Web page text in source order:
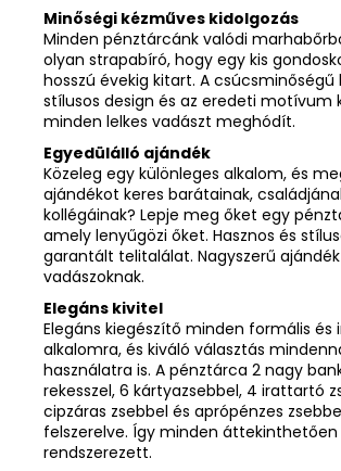
Minőségi kézműves kidolgozás
Minden pénztárcánk valódi
olyan strapabíró, hogy egy kis
hosszú évekig kitart. A csúcsminőségű
stílusos design és az eredeti motívum
minden lelkes vadászt meghódít.
Egyedülálló ajándék
Közeleg egy különleges alkalom, és
ajándékot keres barátainak,
kollégáinak? Lepje meg őket egy
amely lenyűgözi őket. Hasznos és
garantált telitalálat. Nagyszerű ajándék
vadászoknak.
Elegáns kivitel
Elegáns kiegészítő minden formális és
alkalomra, és kiváló választás
használatra is. A pénztárca 2 nagy
rekesszel, 6 kártyazsebbel, 4 irattartó
cipzáras zsebbel és aprópénzes
felszerelve. Így minden áttekinthetően
rendszerezett.